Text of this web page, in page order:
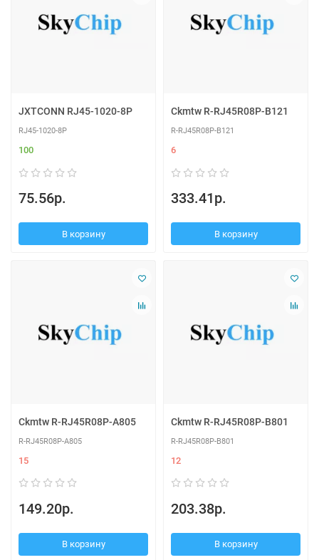
JXTCONN RJ45-1020-8P
RJ45-1020-8P
100
75.56р.
В корзину
Ckmtw R-RJ45R08P-B121
R-RJ45R08P-B121
6
333.41р.
В корзину
Ckmtw R-RJ45R08P-A805
R-RJ45R08P-A805
15
149.20р.
В корзину
Ckmtw R-RJ45R08P-B801
R-RJ45R08P-B801
12
203.38р.
В корзину